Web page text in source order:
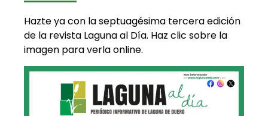
Hazte ya con la septuagésima tercera edición
de la revista Laguna al Día. Haz clic sobre la
imagen para verla online.